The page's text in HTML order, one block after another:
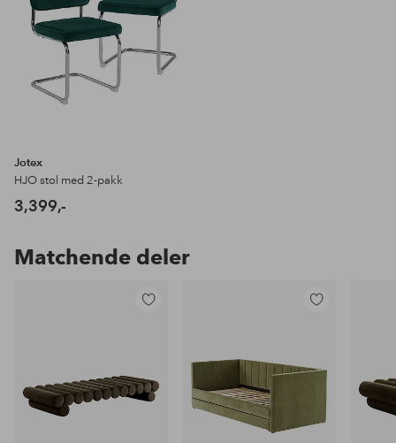
Jotex
HJO stol med 2-pakk
3,399,-
Matchende deler